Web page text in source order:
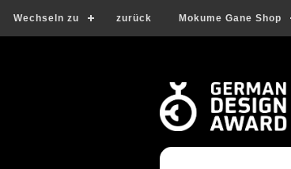
Wechseln zu zurück Mokume Gane Shop